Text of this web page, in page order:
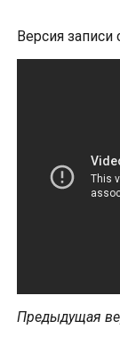
Версия
Предыдущая